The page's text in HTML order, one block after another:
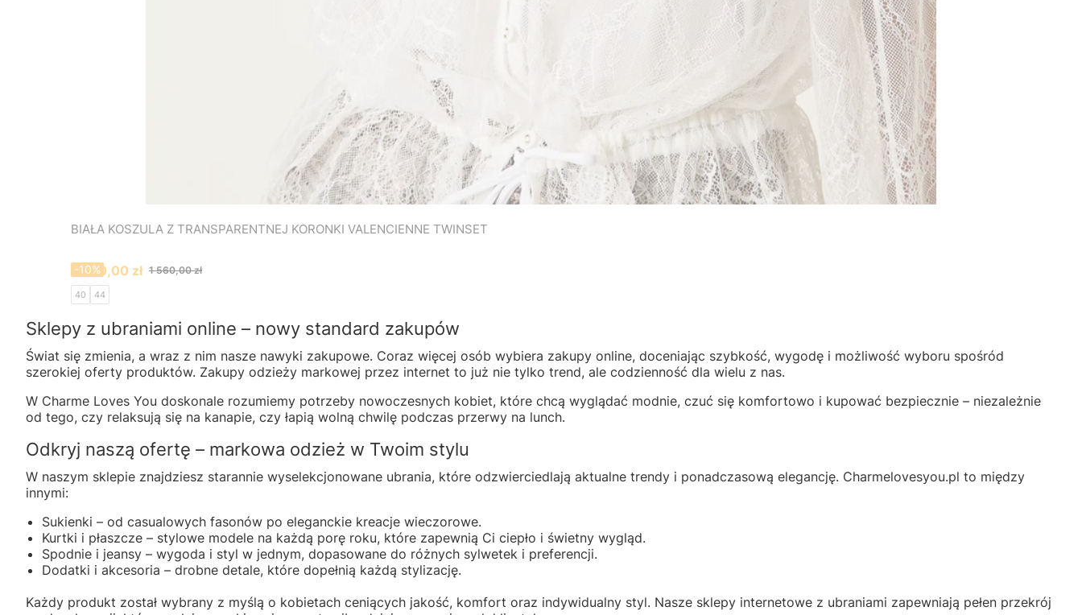
BIAŁA KOSZULA Z TRANSPARENTNEJ KORONKI VALENCIENNE TWINSET
Cena promocyjna
1 400,00 zł 1 560,00 zł
-10%
40 44
Sklepy z ubraniami online – nowy standard zakupów
Świat się zmienia, a wraz z nim nasze nawyki zakupowe. Coraz więcej osób wybiera zakupy online, doceniając szybkość, wygodę i możliwość wyboru spośród
szerokiej oferty produktów. Zakupy odzieży markowej przez internet to już nie tylko trend, ale codzienność dla wielu z nas.
W Charme Loves You doskonale rozumiemy potrzeby nowoczesnych kobiet, które chcą wyglądać modnie, czuć się komfortowo i kupować bezpiecznie – niezależnie
od tego, czy relaksują się na kanapie, czy łapią wolną chwilę podczas przerwy na lunch.
Odkryj naszą ofertę – markowa odzież w Twoim stylu
W naszym sklepie znajdziesz starannie wyselekcjonowane ubrania, które odzwierciedlają aktualne trendy i ponadczasową elegancję. Charmelovesyou.pl to między
innymi:
Sukienki – od casualowych fasonów po eleganckie kreacje wieczorowe.
Kurtki i płaszcze – stylowe modele na każdą porę roku, które zapewnią Ci ciepło i świetny wygląd.
Spodnie i jeansy – wygoda i styl w jednym, dopasowane do różnych sylwetek i preferencji.
Dodatki i akcesoria – drobne detale, które dopełnią każdą stylizację.
Każdy produkt został wybrany z myślą o kobietach ceniących jakość, komfort oraz indywidualny styl. Nasze sklepy internetowe z ubraniami zapewniają pełen przekrój